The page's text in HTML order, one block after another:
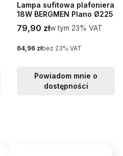
Lampa sufitowa plafoniera
18W BERGMEN Plano Ø225
Cena brutto
79,90 złw tym %s VAT
w tym 23% VAT
Cena netto
64,96 złbez 23% VAT
Powiadom mnie o
dostępności